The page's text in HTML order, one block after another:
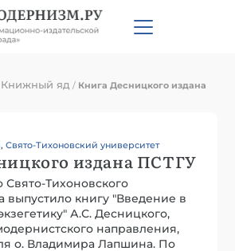
Книжный яд / Книга Десницкого издана
,Свято-Тихоновский университет
издана ПСТГУ
Свято-Тихоновского
выпустило книгу "Введение в
А.С. Десницкого,
направления,
о. Владимира Лапшина. По